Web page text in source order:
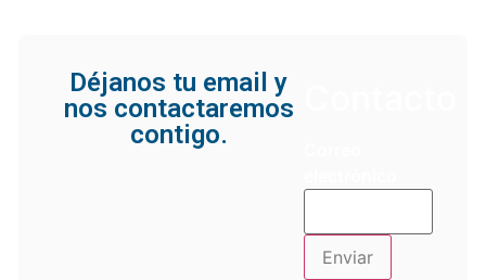
Déjanos tu email y
nos contactaremos
contigo.